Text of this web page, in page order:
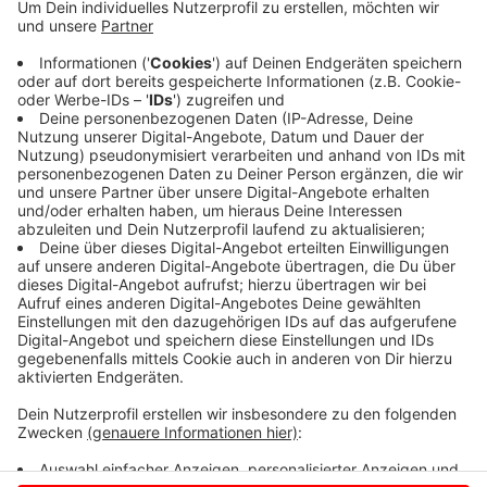
Anzeige
Schickt uns eine WhatsApp-Sprachnachricht mit euren
Geschichten, Grüßen und Musikwünschen! An die02 51
- 28 95 40!
Jetzt heißt es Zusammenstehen! Wir treffen uns hier
im Radio! Gemeinsam gegen Corona!
Anzeige
Anzeige